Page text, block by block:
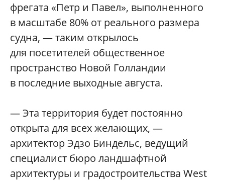
фрегата «Петр и Павел», выполненного
в масштабе 80% от реального размера
судна, — таким открылось
для посетителей общественное
пространство Новой Голландии
в последние выходные августа.
— Эта территория будет постоянно
открыта для всех желающих, —
архитектор Эдзо Биндельс, ведущий
специалист бюро ландшафтной
архитектуры и градостроительства West